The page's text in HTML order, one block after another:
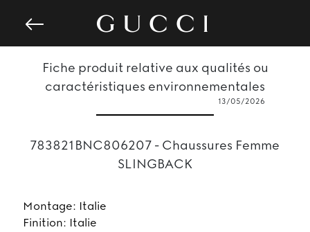
Fiche produit relative aux qualités ou
caractéristiques environnementales
13/05/2026
783821BNC806207 - Chaussures Femme
SLINGBACK
Montage: Italie
Finition: Italie